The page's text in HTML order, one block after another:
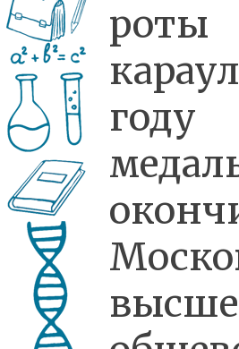
роты
году